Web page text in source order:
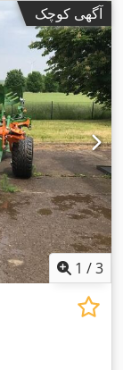
آگهی کوچک
1 /3